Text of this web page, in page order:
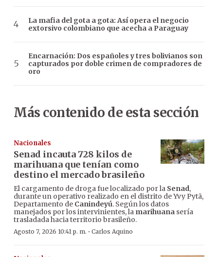
La mafia del gota a gota: Así opera el negocio
extorsivo colombiano que acecha a Paraguay
Encarnación: Dos españoles y tres bolivianos son
capturados por doble crimen de compradores de
oro
Más contenido de esta sección
Nacionales
Senad incauta 728 kilos de
marihuana que tenían como
destino el mercado brasileño
El cargamento de droga fue localizado por la Senad,
durante un operativo realizado en el distrito de Yvy Pytã,
Departamento de Canindeyú. Según los datos
manejados por los intervinientes, la marihuana sería
trasladada hacia territorio brasileño.
Agosto 7, 2026 10:41 p. m. · Carlos Aquino